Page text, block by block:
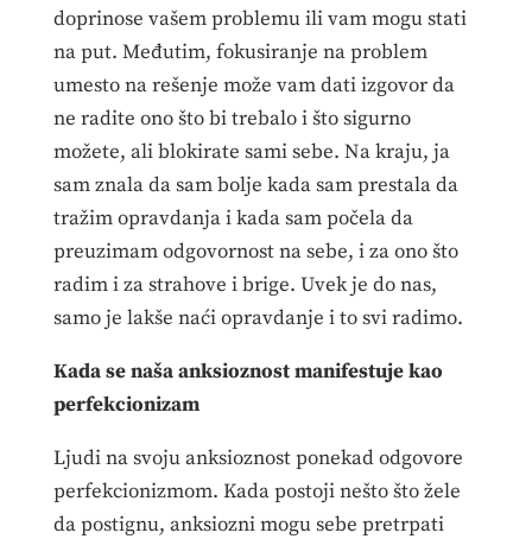
doprinose vašem problemu ili vam mogu stati
na put. Međutim, fokusiranje na problem
umesto na rešenje može vam dati izgovor da
ne radite ono što bi trebalo i što sigurno
možete, ali blokirate sami sebe. Na kraju, ja
sam znala da sam bolje kada sam prestala da
tražim opravdanja i kada sam počela da
preuzimam odgovornost na sebe, i za ono što
radim i za strahove i brige. Uvek je do nas,
samo je lakše naći opravdanje i to svi radimo.
Kada se naša anksioznost manifestuje kao
perfekcionizam
Ljudi na svoju anksioznost ponekad odgovore
perfekcionizmom. Kada postoji nešto što žele
da postignu, anksiozni mogu sebe pretrpati